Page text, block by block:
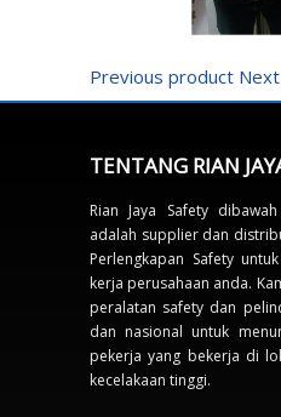
Previous product
TENTANG RIAN
Rian Jaya Safety
adalah supplier dan
Perlengkapan Safety
kerja perusahaan anda.
peralatan safety dan
dan nasional untuk
pekerja yang bekerja di
kecelakaan tinggi.